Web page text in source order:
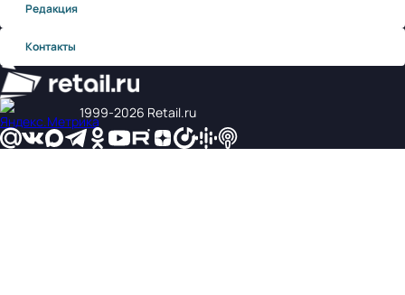
Редакция
Контакты
1999‑2026 Retail.ru